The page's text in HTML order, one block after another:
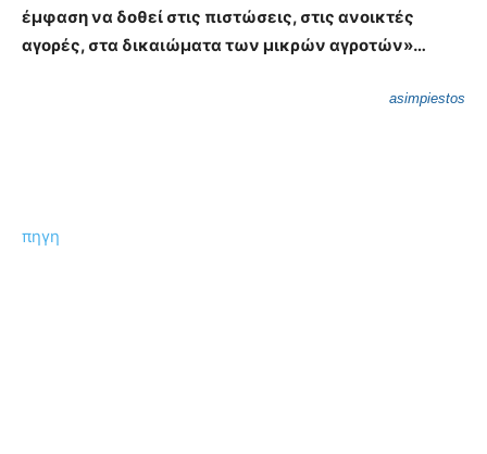
έμφαση να δοθεί στις πιστώσεις, στις ανοικτές
αγορές, στα δικαιώματα των μικρών αγροτών»…
asimpiestos
πηγη